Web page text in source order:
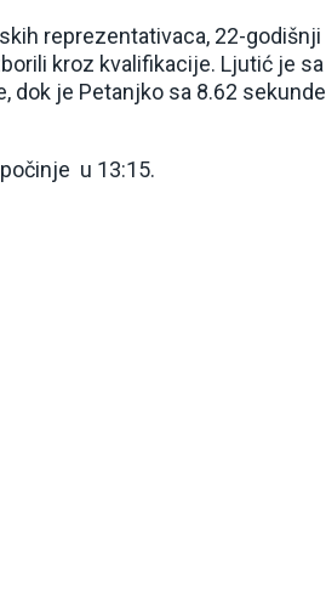
reprezentativaca, 22-godišnji
kroz kvalifikacije. Ljutić je sa
dok je Petanjko sa 8.62 sekunde
u 13:15.